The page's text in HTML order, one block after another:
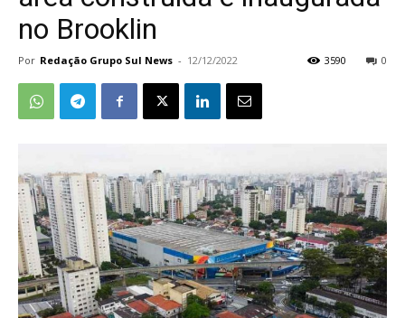
no Brooklin
Por Redação Grupo Sul News - 12/12/2022 0
3590